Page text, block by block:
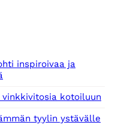
inspiroivaa ja
vinkkivitosia kotoiluun
tyylin ystävälle